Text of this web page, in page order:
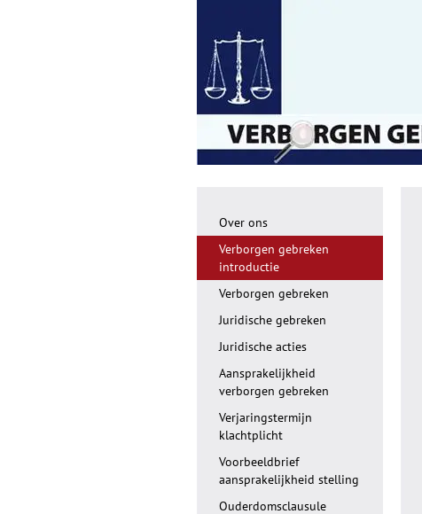
Over ons
Verborgen gebreken
introductie
Verborgen gebreken
Juridische gebreken
Juridische acties
Aansprakelijkheid
verborgen gebreken
Verjaringstermijn
klachtplicht
Voorbeeldbrief
aansprakelijkheid stelling
Ouderdomsclausule